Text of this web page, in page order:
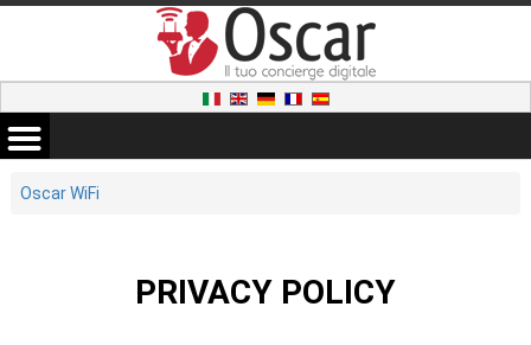
Oscar WiFi
PRIVACY POLICY